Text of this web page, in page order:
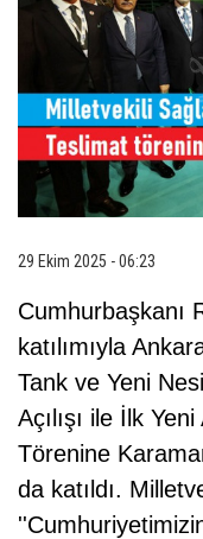
29 Ekim 2025 - 06:23
Cumhurbaşkanı
katılımıyla
Tank ve Yeni
Açılışı ile İlk
Törenine
da katıldı.